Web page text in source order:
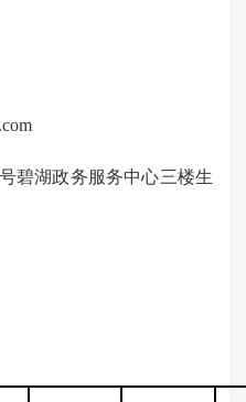
碧湖政务服务中心三楼生